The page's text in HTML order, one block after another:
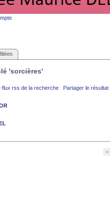
'sorcières'
flux rss de la recherche Partager le